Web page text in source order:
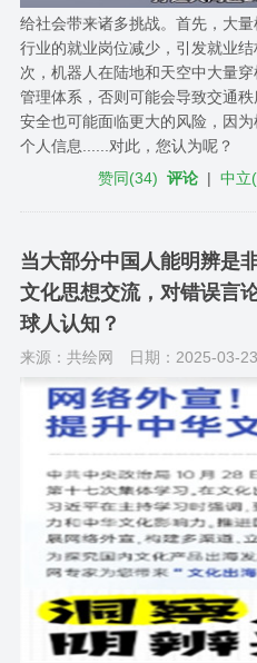
给社会带来诸多挑战。首先，大
行业的就业岗位减少，引发就业
次，机器人在陆地和天空中大量
管理体系，否则可能会导致交通
安全也可能面临更大的风险，因
个人信息......对此，您认为呢？
赞同(34) 评论 |中立(
当大部分中国人能明辨是
文化思想交流，对错误言
球人认知？
来源：共绘网 日期：2025-03-23